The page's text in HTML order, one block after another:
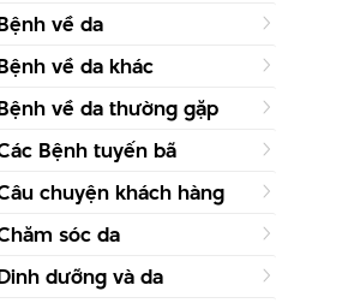
về da
về da khác
về da thường gặp
Bệnh tuyến bã
chuyện khách hàng
sóc da
dưỡng và da